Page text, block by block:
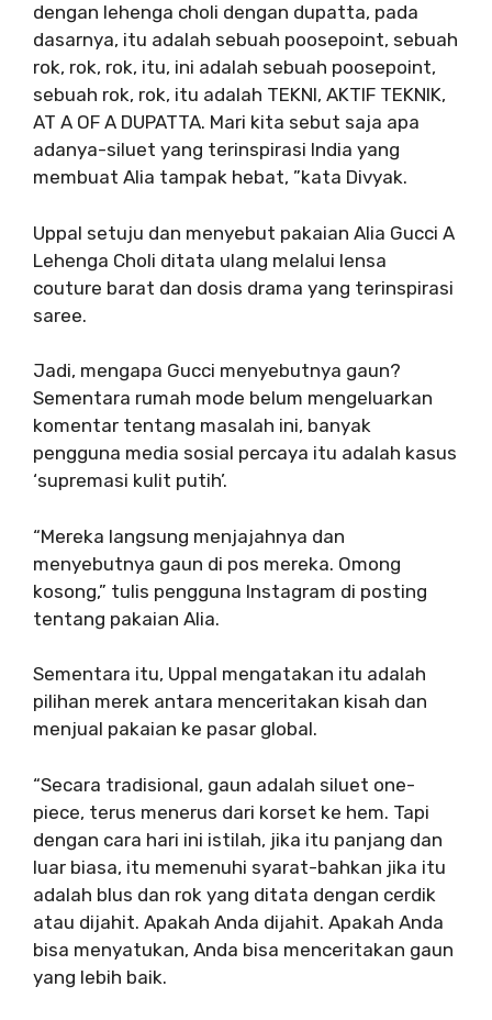
dengan lehenga choli dengan dupatta, pada
dasarnya, itu adalah sebuah poosepoint, sebuah
rok, rok, rok, itu, ini adalah sebuah poosepoint,
sebuah rok, rok, itu adalah TEKNI, AKTIF TEKNIK,
AT A OF A DUPATTA. Mari kita sebut saja apa
adanya-siluet yang terinspirasi India yang
membuat Alia tampak hebat, ”kata Divyak.
Uppal setuju dan menyebut pakaian Alia Gucci A
Lehenga Choli ditata ulang melalui lensa
couture barat dan dosis drama yang terinspirasi
saree.
Jadi, mengapa Gucci menyebutnya gaun?
Sementara rumah mode belum mengeluarkan
komentar tentang masalah ini, banyak
pengguna media sosial percaya itu adalah kasus
‘supremasi kulit putih’.
“Mereka langsung menjajahnya dan
menyebutnya gaun di pos mereka. Omong
kosong,” tulis pengguna Instagram di posting
tentang pakaian Alia.
Sementara itu, Uppal mengatakan itu adalah
pilihan merek antara menceritakan kisah dan
menjual pakaian ke pasar global.
“Secara tradisional, gaun adalah siluet one-
piece, terus menerus dari korset ke hem. Tapi
dengan cara hari ini istilah, jika itu panjang dan
luar biasa, itu memenuhi syarat-bahkan jika itu
adalah blus dan rok yang ditata dengan cerdik
atau dijahit. Apakah Anda dijahit. Apakah Anda
bisa menyatukan, Anda bisa menceritakan gaun
yang lebih baik.